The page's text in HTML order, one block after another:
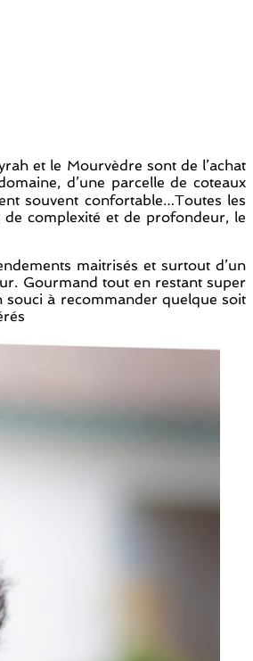
et le Mourvèdre sont de l’achat
d’une parcelle de coteaux
souvent confortable…Toutes les
complexité et de profondeur, le
maitrisés et surtout d’un
Gourmand tout en restant super
souci à recommander quelque soit